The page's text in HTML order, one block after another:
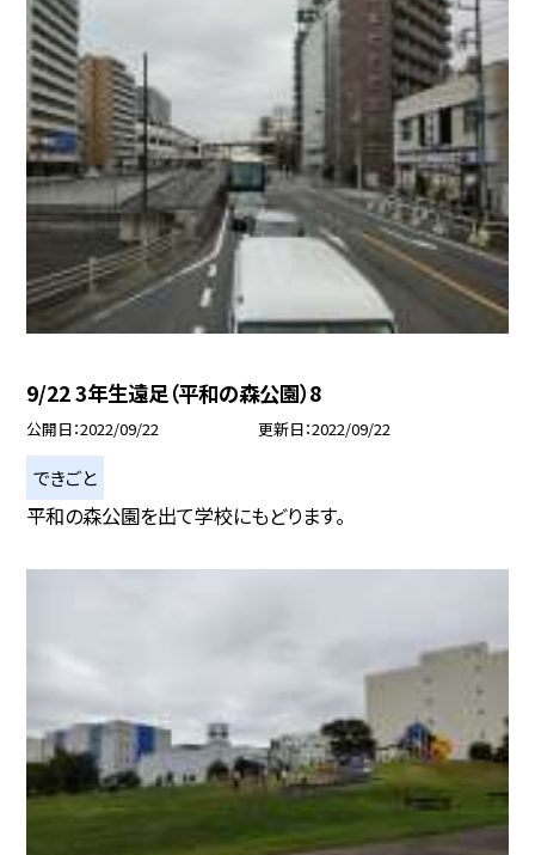
9/22 3年生遠足（平和の森公園）8
公開日 2022/09/22 更新日 2022/09/22
できごと
平和の森公園を出て学校にもどります。